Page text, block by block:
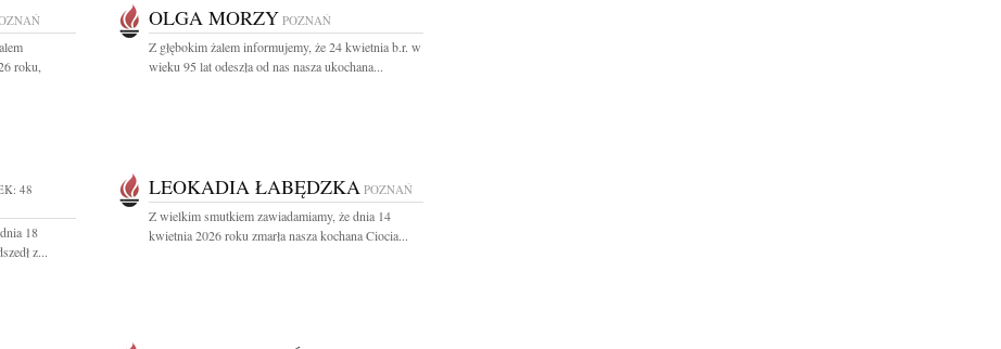
roku,
OLGA MORZY POZNAŃ
Z głębokim żalem informujemy, że 24 kwietnia b.r. w
wieku 95 lat odeszła od nas nasza ukochana...
48
18
z...
LEOKADIA ŁABĘDZKA POZNAŃ
Z wielkim smutkiem zawiadamiamy, że dnia 14
kwietnia 2026 roku zmarła nasza kochana Ciocia...